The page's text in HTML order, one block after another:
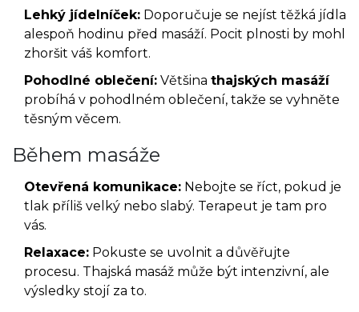
Lehký jídelníček: Doporučuje se nejíst těžká jídla
alespoň hodinu před masáží. Pocit plnosti by mohl
zhoršit váš komfort.
Pohodlné oblečení: Většina thajských masáží
probíhá v pohodlném oblečení, takže se vyhněte
těsným věcem.
Během masáže
Otevřená komunikace: Nebojte se říct, pokud je
tlak příliš velký nebo slabý. Terapeut je tam pro
vás.
Relaxace: Pokuste se uvolnit a důvěřujte
procesu. Thajská masáž může být intenzivní, ale
výsledky stojí za to.